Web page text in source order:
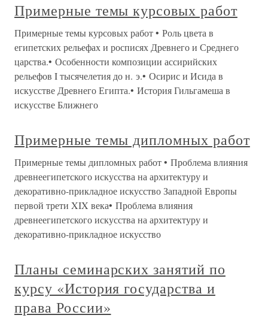
Примерные темы курсовых работ
Примерные темы курсовых работ • Роль цвета в
египетских рельефах и росписях Древнего и Среднего
царства.• Особенности композиции ассирийских
рельефов I тысячелетия до н. э.• Осирис и Исида в
искусстве Древнего Египта.• История Гильгамеша в
искусстве Ближнего
Примерные темы дипломных работ
Примерные темы дипломных работ • Проблема влияния
древнеегипетского искусства на архитектуру и
декоративно-прикладное искусство Западной Европы
первой трети XIX века• Проблема влияния
древнеегипетского искусства на архитектуру и
декоративно-прикладное искусство
Планы семинарских занятий по
курсу «История государства и
права России»